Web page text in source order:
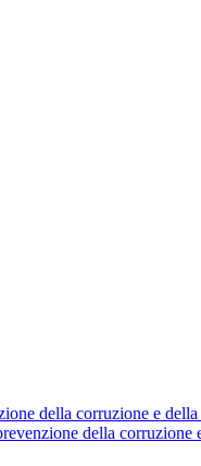
della corruzione e della
della corruzione